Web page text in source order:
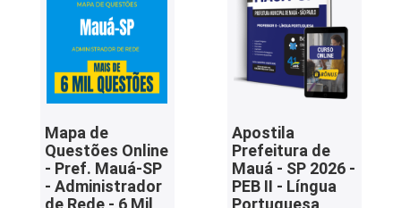
Mapa de
Questões Online
- Pref. Mauá-SP
- Administrador
de Rede - 6 Mil
Apostila
Prefeitura de
Mauá - SP 2026 -
PEB II - Língua
Portuguesa